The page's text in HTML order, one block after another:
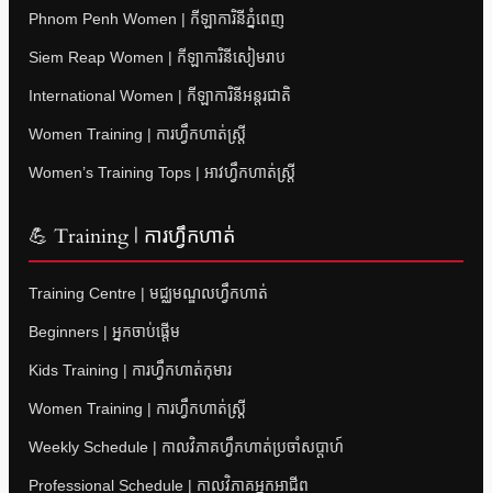
Phnom Penh Women | កីឡាការិនីភ្នំពេញ
Siem Reap Women | កីឡាការិនីសៀមរាប
International Women | កីឡាការិនីអន្តរជាតិ
Women Training | ការហ្វឹកហាត់ស្ត្រី
Women’s Training Tops | អាវហ្វឹកហាត់ស្ត្រី
💪 Training | ការហ្វឹកហាត់
Training Centre | មជ្ឈមណ្ឌលហ្វឹកហាត់
Beginners | អ្នកចាប់ផ្តើម
Kids Training | ការហ្វឹកហាត់កុមារ
Women Training | ការហ្វឹកហាត់ស្ត្រី
Weekly Schedule | កាលវិភាគហ្វឹកហាត់ប្រចាំសប្តាហ៍
Professional Schedule | កាលវិភាគអ្នកអាជីព